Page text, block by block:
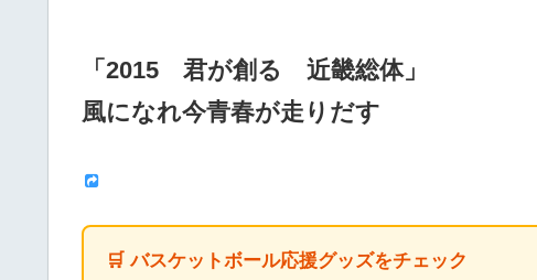
「2015 君が創る 近畿総体」
風になれ今青春が走りだす
🛒 バスケットボール応援グッズをチェック